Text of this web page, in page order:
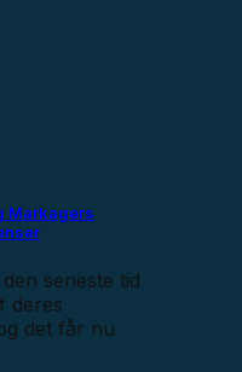
Markagers
seneste tid
deres
det får nu